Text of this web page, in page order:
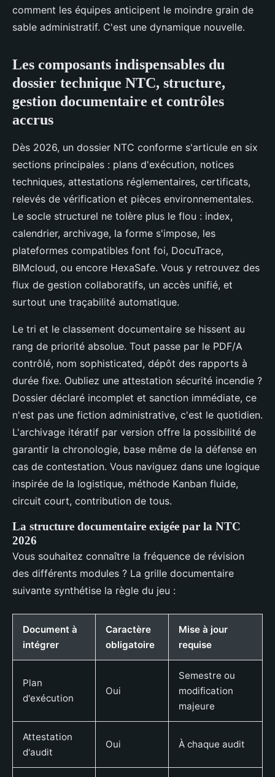
comment les équipes anticipent le moindre grain de
sable administratif. C'est une dynamique nouvelle.
Les composants indispensables du
dossier technique NTC, structure,
gestion documentaire et contrôles
accrus
Dès 2026, un dossier NTC conforme s'articule en six
sections principales : plans d'exécution, notices
techniques, attestations réglementaires, certificats,
relevés de vérification et pièces environnementales.
Le socle structurel ne tolère plus le flou : index,
calendrier, archivage, la forme s'impose, les
plateformes compatibles font foi, DocuTrace,
BIMcloud, ou encore HexaSafe. Vous y retrouvez des
flux de gestion collaboratifs, un accès unifié, et
surtout une traçabilité automatique.
Le tri et le classement documentaire se hissent au
rang de priorité absolue. Tout passe par le PDF/A
contrôlé, nom sophisticated, dépôt des rapports à
durée fixe. Oubliez une attestation sécurité incendie ?
Dossier déclaré incomplet et sanction immédiate, ce
n'est pas une fiction administrative, c'est le quotidien.
L'archivage itératif par version offre la possibilité de
garantir la chronologie, base même de la défense en
cas de contestation. Vous naviguez dans une logique
inspirée de la logistique, méthode Kanban fluide,
circuit court, contribution de tous.
La structure documentaire exigée par la NTC
2026
Vous souhaitez connaître la fréquence de révision
des différents modules ? La grille documentaire
suivante synthétise la règle du jeu :
Document à
intégrer
Caractère
obligatoire
Mise à jour
requise
Plan
d'exécution
Oui
Semestre ou
modification
majeure
Attestation
d'audit
Oui À chaque audit